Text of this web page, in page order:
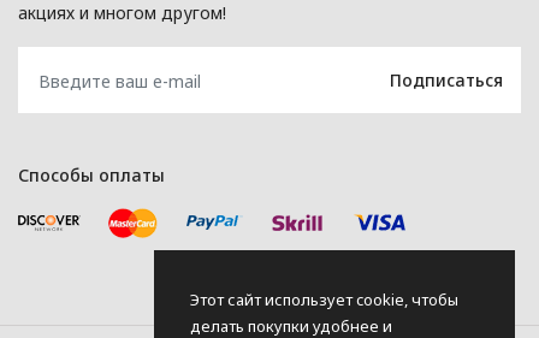
акциях и многом другом!
Способы оплаты
Этот сайт использует cookie, чтобы
делать покупки удобнее и